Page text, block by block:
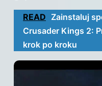
READ Zainstaluj
Crusader Kings 2:
krok po kroku